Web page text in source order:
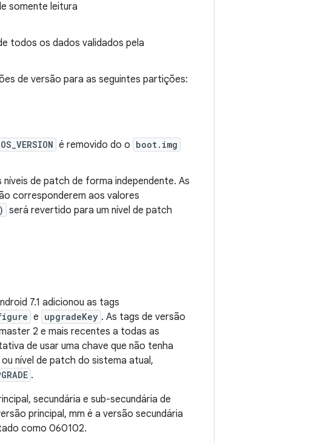
somente leitura
todos os dados validados pela
de versão para as seguintes partições:
OS_VERSION é removido do o boot.img
de patch de forma independente. As
corresponderem aos valores
será revertido para um nível de patch
7.1 adicionou as tags
e upgradeKey . As tags de versão
2 e mais recentes a todas as
de usar uma chave que não tenha
nível de patch do sistema atual,
.
secundária e sub-secundária de
principal, mm é a versão secundária
como 060102.